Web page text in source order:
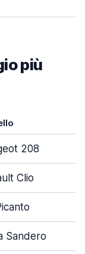
più
208
Clio
Sandero